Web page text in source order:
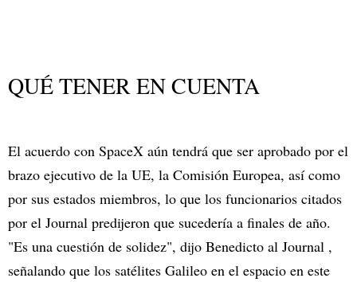
QUÉ TENER EN CUENTA
El acuerdo con SpaceX aún tendrá que ser aprobado por el
brazo ejecutivo de la UE, la Comisión Europea, así como
por sus estados miembros, lo que los funcionarios citados
por el Journal predijeron que sucedería a finales de año.
"Es una cuestión de solidez", dijo Benedicto al Journal ,
señalando que los satélites Galileo en el espacio en este